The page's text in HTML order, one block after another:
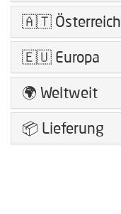
🇦🇹 Österreich
🇪🇺 Europa
🌍 Weltweit
📦 Lieferung